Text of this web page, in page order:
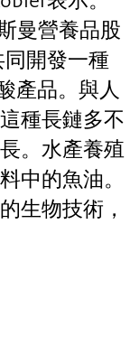
曼營養品股
開發一種
產品。與人
種長鏈多不
。水產養殖
中的魚油。
生物技術，